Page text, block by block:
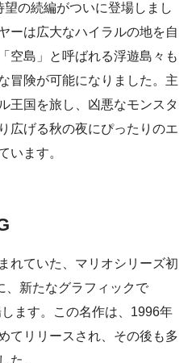
の続編がついに登場しまし
ーは広大なハイラルの地を自
空島」と呼ばれる浮遊島々も
冒険が可能になりました。主
王国を旅し、凶悪なモンスタ
広げる秋の夜にぴったりのエ
います。
れていた、マリオシリーズ初
、新たなグラフィックで
ます。この名作は、1996年
てリリースされ、その後も多
た。